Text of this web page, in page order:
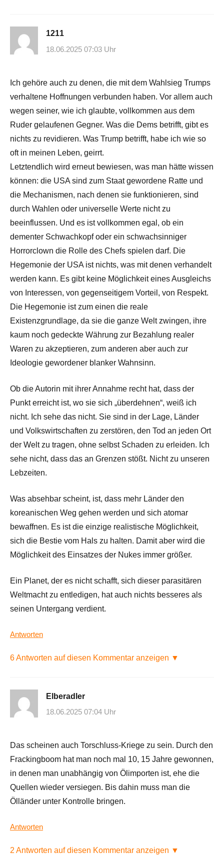
1211
18.06.2025 07:03 Uhr
Ich gehöre auch zu denen, die mit dem Wahlsieg Trumps
verhaltene Hoffnungen verbunden haben. Vor allem auch
wegen seiner, wie ich glaubte, vollkommen aus dem
Ruder gelaufenen Gegner. Was die Dems betrifft, gibt es
nichts zu revidieren. Was Trump betrifft, habe ich wie so
oft in meinen Leben, geirrt.
Letztendlich wird erneut bewiesen, was man hätte wissen
können: die USA sind zum Staat gewordene Ratte und
die Mechanismen, nach denen sie funktionieren, sind
durch Wahlen oder universelle Werte nicht zu
beeinflussen. Und es ist vollkommen egal, ob ein
dementer Schwachkopf oder ein schwachsinniger
Horrorclown die Rolle des Chefs spielen darf. Die
Hegemonie der USA ist nichts, was mit denen verhandelt
werden kann. Es gibt keine Möglichkeit eines Ausgleichs
von Interessen, von gegenseitigem Vorteil, von Respekt.
Die Hegemonie ist zum einen die reale
Existenzgrundlage, da sie die ganze Welt zwingen, ihre
kaum noch gedeckte Währung zur Bezahlung realer
Waren zu akzeptieren, zum anderen aber auch zur
Ideologie gewordener blanker Wahnsinn.
Ob die Autorin mit ihrer Annahme recht hat, dass der
Punkt erreicht ist, wo sie sich „überdehnen“, weiß ich
nicht. Ich sehe das nicht. Sie sind in der Lage, Länder
und Volkswirtschaften zu zerstören, den Tod an jeden Ort
der Welt zu tragen, ohne selbst Schaden zu erleiden. Ich
sehe nicht, dass das an Grenzen stößt. Nicht zu unseren
Lebzeiten.
Was absehbar scheint, ist, dass mehr Länder den
koreanischen Weg gehen werden und sich atomar
bewaffnen. Es ist die einzige realistische Möglichkeit,
sich die Bestie vom Hals zu halten. Damit aber wird die
Möglichkeit des Einsatzes der Nukes immer größer.
Ein Planet, der es nicht schafft, sich dieser parasitären
Weltmacht zu entledigen, hat auch nichts besseres als
seinen Untergang verdient.
Antworten
6 Antworten auf diesen Kommentar anzeigen ▼
Elberadler
18.06.2025 07:04 Uhr
Das scheinen auch Torschluss-Kriege zu sein. Durch den
Frackingboom hat man noch mal 10, 15 Jahre gewonnen,
in denen man unabhängig von Ölimporten ist, ehe die
Quellen wieder versiegen. Bis dahin muss man die
Ölländer unter Kontrolle bringen.
Antworten
2 Antworten auf diesen Kommentar anzeigen ▼